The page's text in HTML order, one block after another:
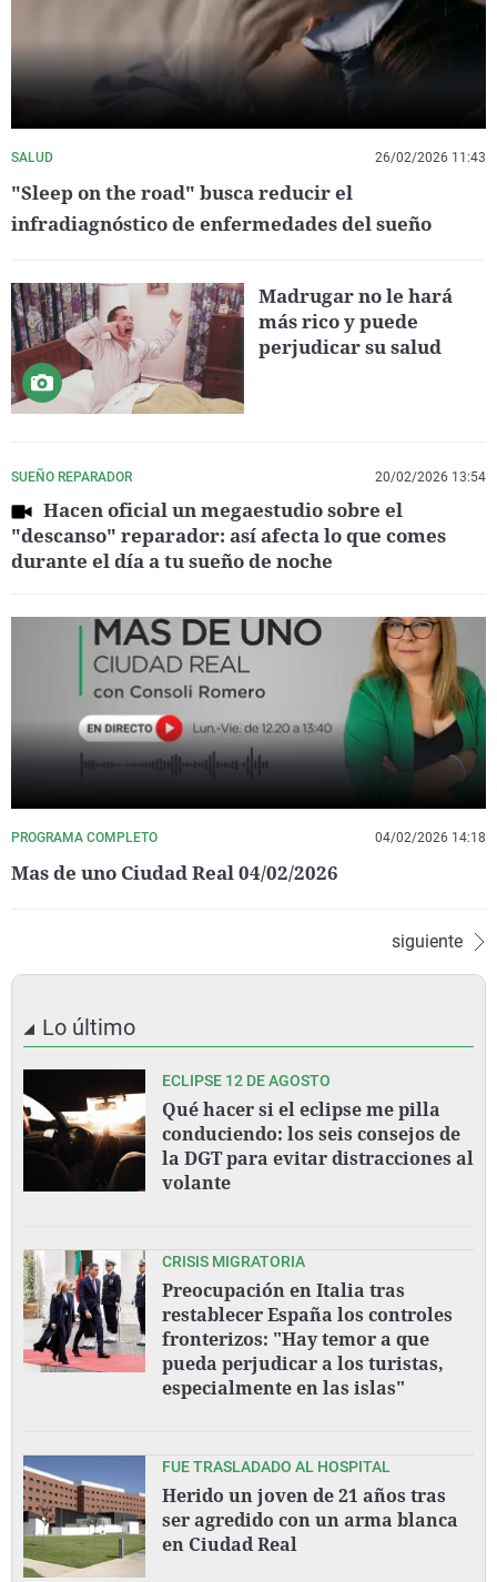
SALUD 26/02/2026 11:43
"Sleep on the road" busca reducir el
infradiagnóstico de enfermedades del sueño
Madrugar no le hará
más rico y puede
perjudicar su salud
SUEÑO REPARADOR 20/02/2026 13:54
Hacen oficial un megaestudio sobre el
"descanso" reparador: así afecta lo que comes
durante el día a tu sueño de noche
PROGRAMA COMPLETO 04/02/2026 14:18
Mas de uno Ciudad Real 04/02/2026
siguiente
Lo último
ECLIPSE 12 DE AGOSTO
Qué hacer si el eclipse me pilla
conduciendo: los seis consejos de
la DGT para evitar distracciones al
volante
CRISIS MIGRATORIA
Preocupación en Italia tras
restablecer España los controles
fronterizos: "Hay temor a que
pueda perjudicar a los turistas,
especialmente en las islas"
FUE TRASLADADO AL HOSPITAL
Herido un joven de 21 años tras
ser agredido con un arma blanca
en Ciudad Real